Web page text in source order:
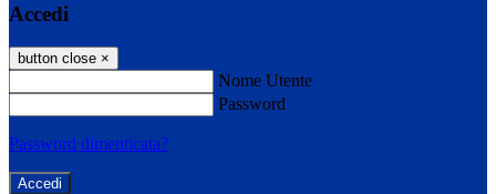
Accedi
button close ×
Nome Utente
Password
Password dimenticata?